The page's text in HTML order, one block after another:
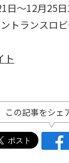
日～12月25
トランスロ
ト
この記事をシェ